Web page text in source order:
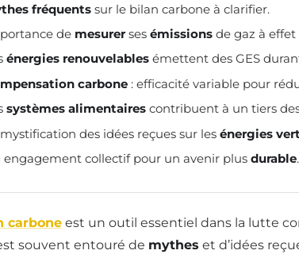
fréquents sur le bilan carbone à clarifier.
de mesurer ses émissions de gaz à effet
énergies renouvelables émettent des GES
carbone : efficacité variable pour
systèmes alimentaires contribuent à un tiers
des idées reçues sur les énergies
engagement collectif pour un avenir plus durable.
carbone est un outil essentiel dans la lutte
souvent entouré de mythes et d’idées